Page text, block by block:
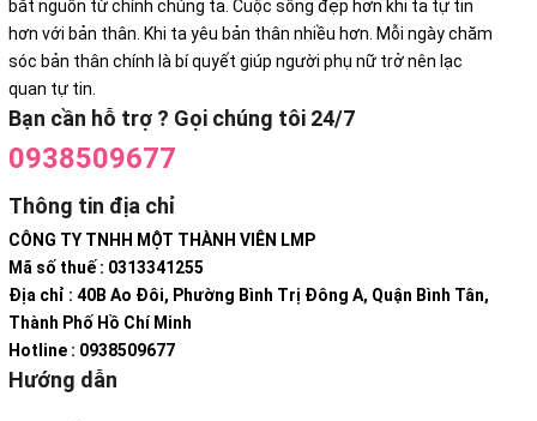
bắt nguồn từ chính chúng ta. Cuộc sống đẹp hơn khi ta tự tin
hơn với bản thân. Khi ta yêu bản thân nhiều hơn. Mỗi ngày chăm
sóc bản thân chính là bí quyết giúp người phụ nữ trở nên lạc
quan tự tin.
Bạn cần hỗ trợ ? Gọi chúng tôi 24/7
0938509677
Thông tin địa chỉ
CÔNG TY TNHH MỘT THÀNH VIÊN LMP
Mã số thuế : 0313341255
Địa chỉ : 40B Ao Đôi, Phường Bình Trị Đông A, Quận Bình Tân,
Thành Phố Hồ Chí Minh
Hotline : 0938509677
Hướng dẫn